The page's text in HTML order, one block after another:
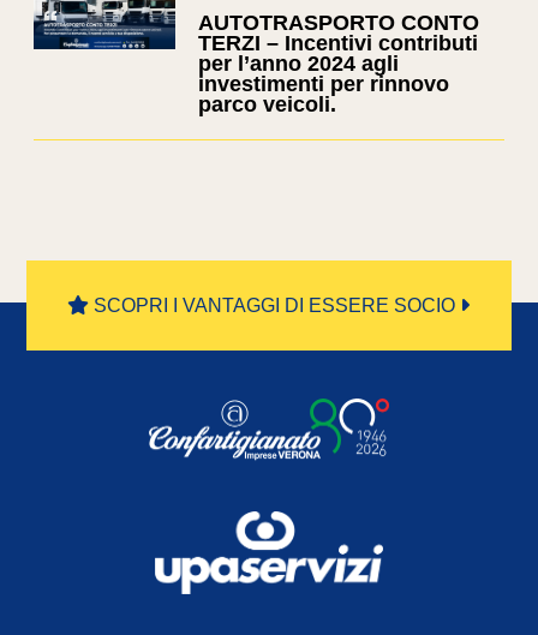
AUTOTRASPORTO CONTO
TERZI – Incentivi contributi
per l’anno 2024 agli
investimenti per rinnovo
parco veicoli.
SCOPRI I VANTAGGI DI ESSERE SOCIO